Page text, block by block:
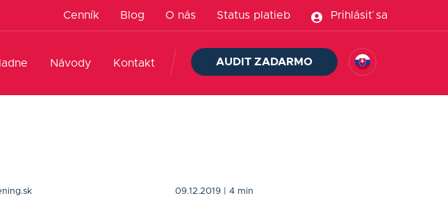
Prihlásiť sa
Status platieb
O nás
Blog
Cenník
AUDIT ZADARMO
Kontakt
Návody
09.12.2019 | 4 min